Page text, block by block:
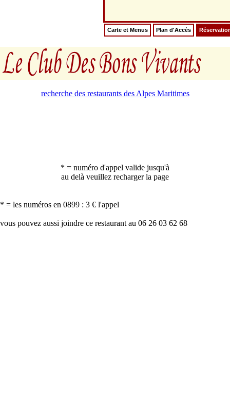
Carte et Menus Plan d'Accès
recherche des restaurants des Alpes Maritimes
* = numéro d'appel valide jusqu'à
au delà veuillez recharger la page
* = les numéros en 0899 : 3 € l'appel
vous pouvez aussi joindre ce restaurant au 06 26 03 62 68